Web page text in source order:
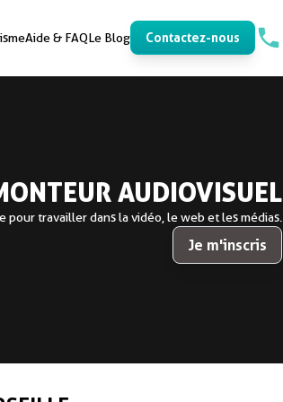
Aide & FAQLe Blog Contactez-nous
AUDIOVISUEL
pour travailler dans la vidéo, le web et les médias.
Je m'inscris